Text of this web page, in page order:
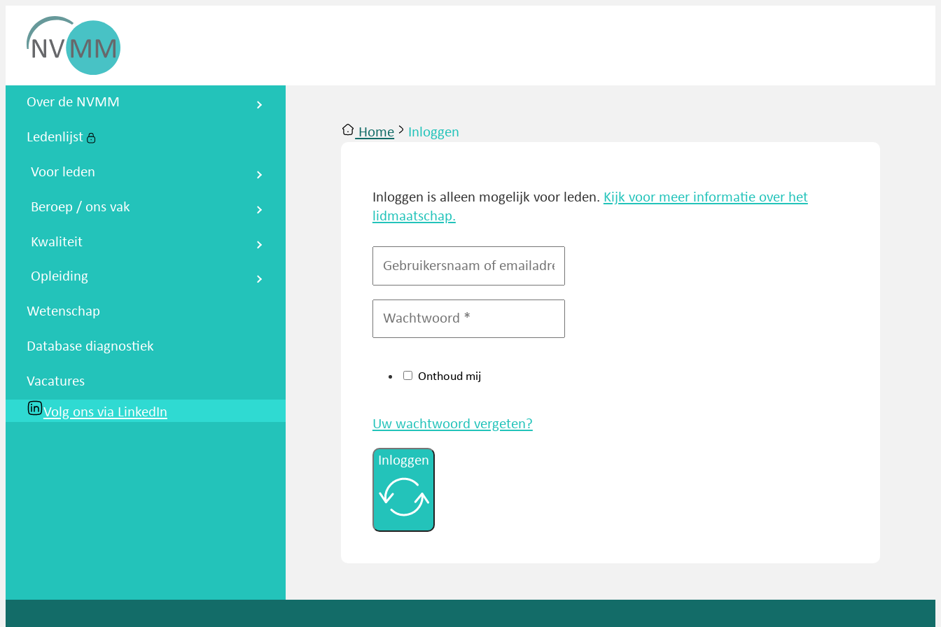
Nederlandse Vereniging voor
Over de NVMM
Ledenlijst
Voor leden
Beroep / ons vak
Kwaliteit
Opleiding
Wetenschap
Database diagnostiek
Vacatures
Volg ons via LinkedIn
Home Inloggen
Inloggen is alleen mogelijk voor leden. Kijk voor meer informatie over het
lidmaatschap.
Onthoud mij
Uw wachtwoord vergeten?
Inloggen